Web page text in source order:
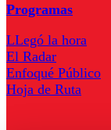
Programas
LLegó la hora
El Radar
Enfoqué Público
Hoja de Ruta